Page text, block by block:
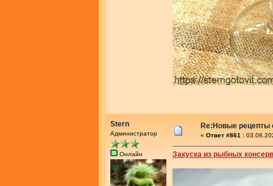
Stern
Администратор
Онлайн
Re:Новые рецепты
« Ответ #861 :
Закуска из рыбных